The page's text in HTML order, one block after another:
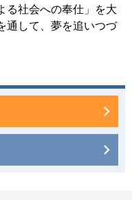
る社会への奉仕」を大
通して、夢を追いつづ